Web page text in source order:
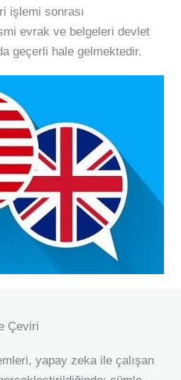
işlemi sonrası
evrak ve belgeleri devlet
geçerli hale gelmektedir.
Çeviri
yapay zeka ile çalışan